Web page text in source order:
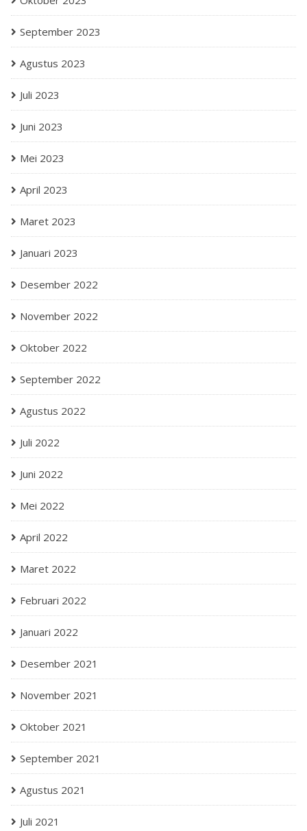
September 2023
Agustus 2023
Juli 2023
Juni 2023
Mei 2023
April 2023
Maret 2023
Januari 2023
Desember 2022
November 2022
Oktober 2022
September 2022
Agustus 2022
Juli 2022
Juni 2022
Mei 2022
April 2022
Maret 2022
Februari 2022
Januari 2022
Desember 2021
November 2021
Oktober 2021
September 2021
Agustus 2021
Juli 2021